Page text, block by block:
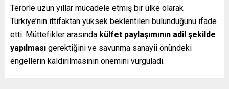
Terörle uzun yıllar mücadele etmiş bir ülke olarak
Türkiye’nin ittifaktan yüksek beklentileri bulunduğunu ifade
etti. Müttefikler arasında külfet paylaşımının adil şekilde
yapılması gerektiğini ve savunma sanayii önündeki
engellerin kaldırılmasının önemini vurguladı.